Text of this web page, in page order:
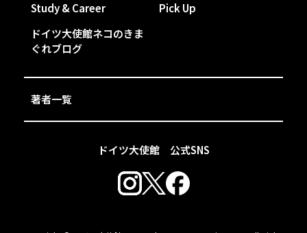
ドイツ大使館 公式SNS
Study & Career
Pick Up
ドイツ大使館ネコのきま
ぐれブログ
著者一覧